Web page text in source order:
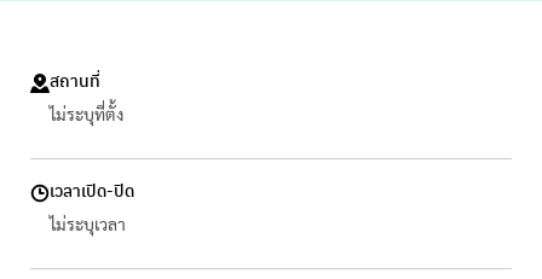
สถานที่
ไม่ระบุที่ตั้ง
เวลาเปิด-ปิด
ไม่ระบุเวลา